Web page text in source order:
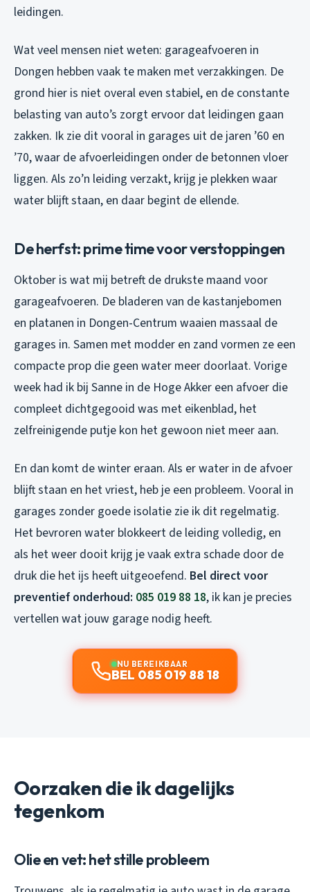
leidingen.
Wat veel mensen niet weten: garageafvoeren in
Dongen hebben vaak te maken met verzakkingen. De
grond hier is niet overal even stabiel, en de constante
belasting van auto’s zorgt ervoor dat leidingen gaan
zakken. Ik zie dit vooral in garages uit de jaren ’60 en
’70, waar de afvoerleidingen onder de betonnen vloer
liggen. Als zo’n leiding verzakt, krijg je plekken waar
water blijft staan, en daar begint de ellende.
De herfst: prime time voor verstoppingen
Oktober is wat mij betreft de drukste maand voor
garageafvoeren. De bladeren van de kastanjebomen
en platanen in Dongen-Centrum waaien massaal de
garages in. Samen met modder en zand vormen ze een
compacte prop die geen water meer doorlaat. Vorige
week had ik bij Sanne in de Hoge Akker een afvoer die
compleet dichtgegooid was met eikenblad, het
zelfreinigende putje kon het gewoon niet meer aan.
En dan komt de winter eraan. Als er water in de afvoer
blijft staan en het vriest, heb je een probleem. Vooral in
garages zonder goede isolatie zie ik dit regelmatig.
Het bevroren water blokkeert de leiding volledig, en
als het weer dooit krijg je vaak extra schade door de
druk die het ijs heeft uitgeoefend. Bel direct voor
preventief onderhoud: 085 019 88 18, ik kan je precies
vertellen wat jouw garage nodig heeft.
NU BEREIKBAAR
BEL 085 019 88 18
Oorzaken die ik dagelijks
tegenkom
Olie en vet: het stille probleem